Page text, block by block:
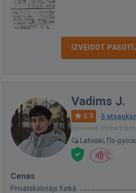
IZVEIDOT
Vadims J.
4.9 · 5
Bija vietnē: Pirms 2
Latviski, По-
Cenas
Privātskolotājs fizikā